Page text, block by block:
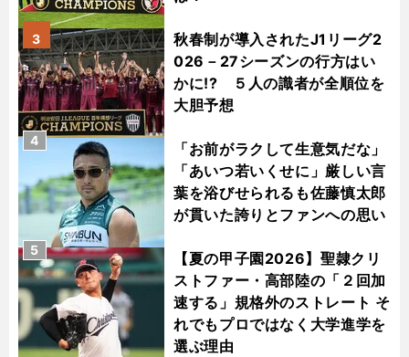
秋春制が導入されたJ1リーグ2
026－27シーズンの行方はい
かに!? ５人の識者が全順位を
大胆予想
3
「お前がラクして生意気だな」
「あいつ若いくせに」厳しい言
葉を浴びせられるも佐藤慎太郎
が貫いた誇りとファンへの思い
4
【夏の甲子園2026】聖隷クリ
ストファー・高部陸の「２回加
速する」規格外のストレート そ
れでもプロではなく大学進学を
選ぶ理由
5